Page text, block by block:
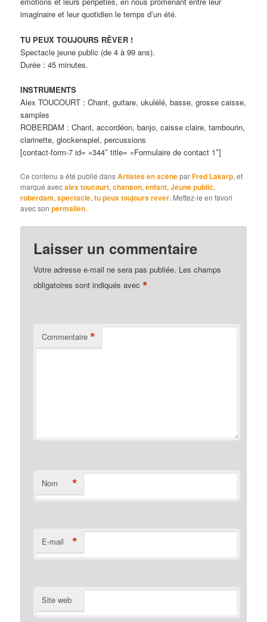
imaginaire et leur quotidien le temps d’un été.
TU PEUX TOUJOURS RÊVER !
Spectacle jeune public (de 4 à 99 ans).
Durée : 45 minutes.
INSTRUMENTS
Alex TOUCOURT : Chant, guitare, ukulélé, basse, grosse caisse,
samples
ROBERDAM : Chant, accordéon, banjo, caisse claire, tambourin,
clarinette, glockenspiel, percussions
[contact-form-7 id= »344″ title= »Formulaire de contact 1″]
Ce contenu a été publié dansArtistes en scèneparFred Lakarp, et
marqué avecalex toucourt,chanson,enfant,Jeune public,
roberdam,spectacle,tu peux toujours rever. Mettez-le en favori
avec sonpermalien.
Laisser un commentaire
Votre adresse e-mail ne sera pas publiée. Les champs
obligatoires sont indiqués avec*
Commentaire *
Nom *
E-mail *
Site web